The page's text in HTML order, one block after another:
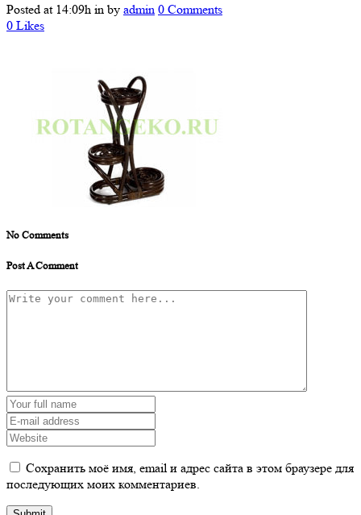
Posted at 14:09h in by admin 0 Comments
0 Likes
No Comments
Post A Comment
Сохранить моё имя, email и адрес сайта в этом браузере для
последующих моих комментариев.